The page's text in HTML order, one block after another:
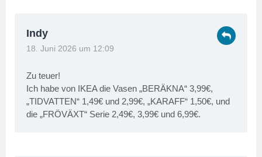
Indy
18. Juni 2026 um 12:09
Zu teuer!
Ich habe von IKEA die Vasen „BERÄKNA“ 3,99€,
„TIDVATTEN“ 1,49€ und 2,99€, „KARAFF“ 1,50€, und
die „FRÖVÄXT“ Serie 2,49€, 3,99€ und 6,99€.